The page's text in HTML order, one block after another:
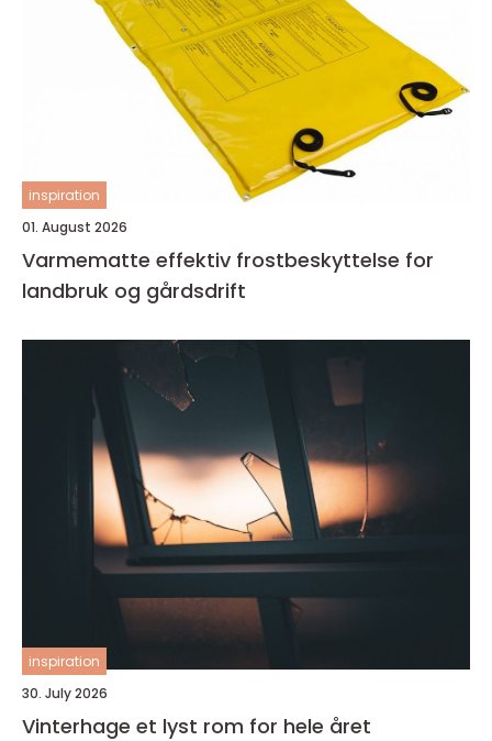
inspiration
01. August 2026
Varmematte effektiv frostbeskyttelse for
landbruk og gårdsdrift
inspiration
30. July 2026
Vinterhage et lyst rom for hele året